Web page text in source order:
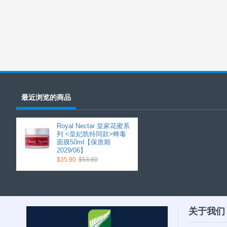
最近浏览的商品
Royal Nectar 皇家花蜜系
列 <皇妃凯特同款>蜂毒
面膜50ml【保质期
2029/06】
$35.90 $53.60
关于我们